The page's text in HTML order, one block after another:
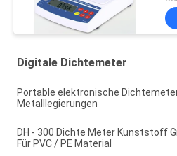
Digitale Dichtemeter
Portable elektronische
Metalllegierungen
DH - 300 Dichte Meter Kunststoff
Für PVC / PE Material